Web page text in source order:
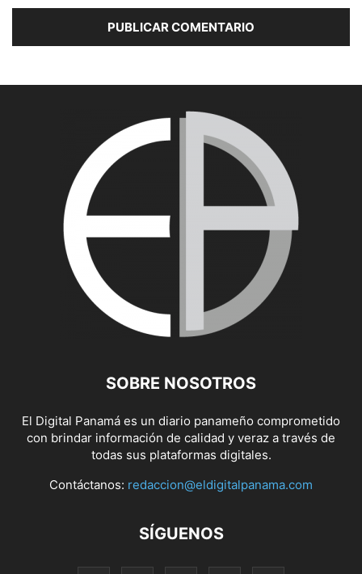
SOBRE NOSOTROS
El Digital Panamá es un diario panameño comprometido
con brindar información de calidad y veraz a través de
todas sus plataformas digitales.
Contáctanos: redaccion@eldigitalpanama.com
SÍGUENOS